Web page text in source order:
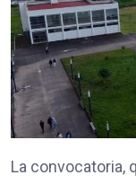
La convocatoria,